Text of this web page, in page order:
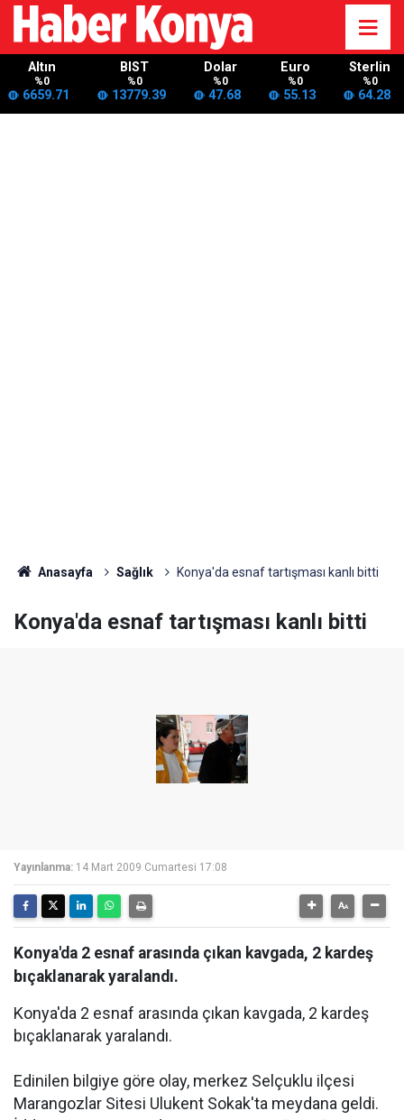
Altın
%0
6659.71
BIST
%0
13779.39
Dolar
%0
47.68
Euro
%0
55.13
Sterlin
%0
64.28
Anasayfa Sağlık Konya'da esnaf tartışması kanlı bitti
Konya'da esnaf tartışması kanlı bitti
Yayınlanma: 14 Mart 2009 Cumartesi 17:08
Konya'da 2 esnaf arasında çıkan kavgada, 2 kardeş
bıçaklanarak yaralandı.
Konya'da 2 esnaf arasında çıkan kavgada, 2 kardeş
bıçaklanarak yaralandı.
Edinilen bilgiye göre olay, merkez Selçuklu ilçesi
Marangozlar Sitesi Ulukent Sokak'ta meydana geldi.